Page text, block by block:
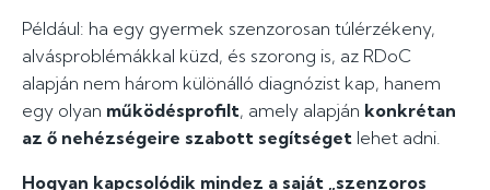
Például: ha egy gyermek szenzorosan túlérzékeny,
alvásproblémákkal küzd, és szorong is, az RDoC
alapján nem három különálló diagnózist kap, hanem
egy olyan működésprofilt, amely alapján konkrétan
az ő nehézségeire szabott segítséget lehet adni.
Hogyan kapcsolódik mindez a saját „szenzoros